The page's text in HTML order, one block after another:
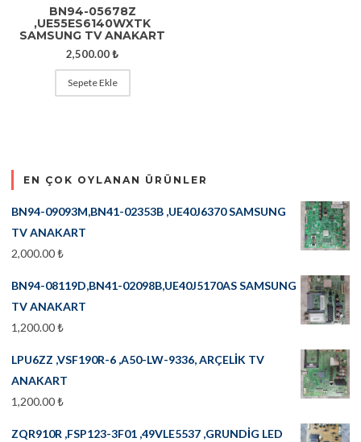
BN94-05678Z
,UE55ES6140WXTK
SAMSUNG TV ANAKART
2,500.00₺
Sepete Ekle
EN ÇOK OYLANAN ÜRÜNLER
BN94-09093M,BN41-02353B ,UE40J6370 SAMSUNG
TV ANAKART
2,000.00₺
BN94-08119D,BN41-02098B,UE40J5170AS SAMSUNG
TV ANAKART
1,200.00₺
LPU6ZZ ,VSF190R-6 ,A50-LW-9336, ARÇELİK TV
ANAKART
1,200.00₺
ZQR910R ,FSP123-3F01 ,49VLE5537 ,GRUNDİG LED